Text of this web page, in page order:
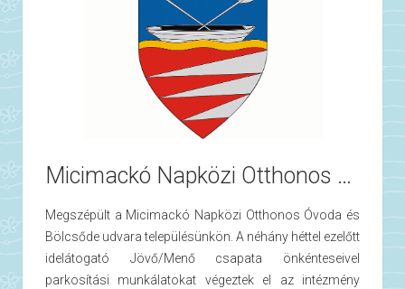
Micimackó Napközi Otthonos Óvoda és Bölcsőde parkosítása
Megszépült a Micimackó Napközi Otthonos Óvoda és
Bölcsőde udvara településünkön. A néhány héttel ezelőtt
idelátogató Jövő/Menő csapata önkénteseivel
parkosítási munkálatokat végeztek el az intézmény